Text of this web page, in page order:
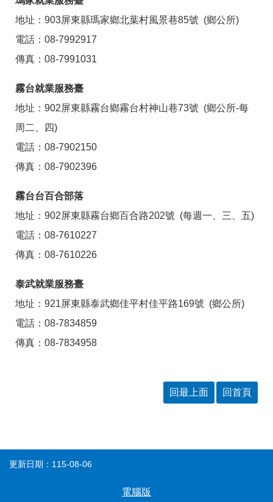
地址：903屏東縣瑪家鄉北葉村風景巷85號 (鄉公所)
電話：08-7992917
傳真：08-7991031
霧台就業服務臺
地址：902屏東縣霧台鄉霧台村神山巷73號 (鄉公所-每
周二、四)
電話：08-7902150
傳真：08-7902396
霧台台百合部落
地址：902屏東縣霧台鄉百合路202號 (每週一、三、五)
電話：08-7610227
傳真：08-7610226
泰武就業服務臺
地址：921屏東縣泰武鄉佳平村佳平路169號 (鄉公所)
電話：08-7834859
傳真：08-7834958
回最上面 回首頁
更新日期：115-08-06
電腦版